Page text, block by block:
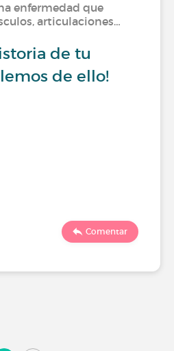
enfermedad que
articulaciones…
de tu
de ello!
Comentar